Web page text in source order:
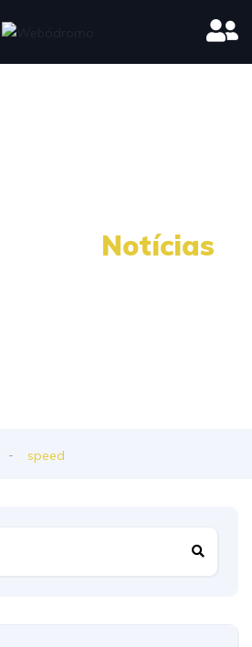
Notícias
speed